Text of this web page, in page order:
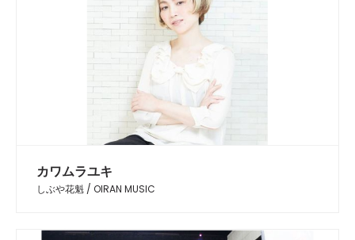
カワムラユキ
しぶや花魁 / OIRAN MUSIC